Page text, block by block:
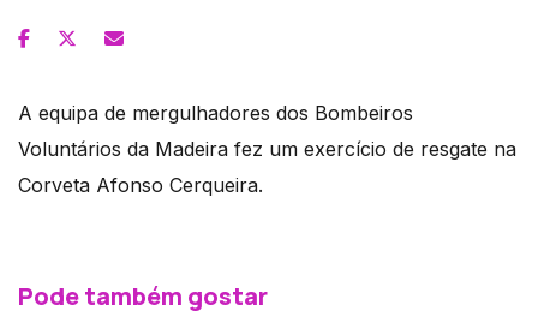
A equipa de mergulhadores dos Bombeiros
Voluntários da Madeira fez um exercício de resgate na
Corveta Afonso Cerqueira.
Pode também gostar